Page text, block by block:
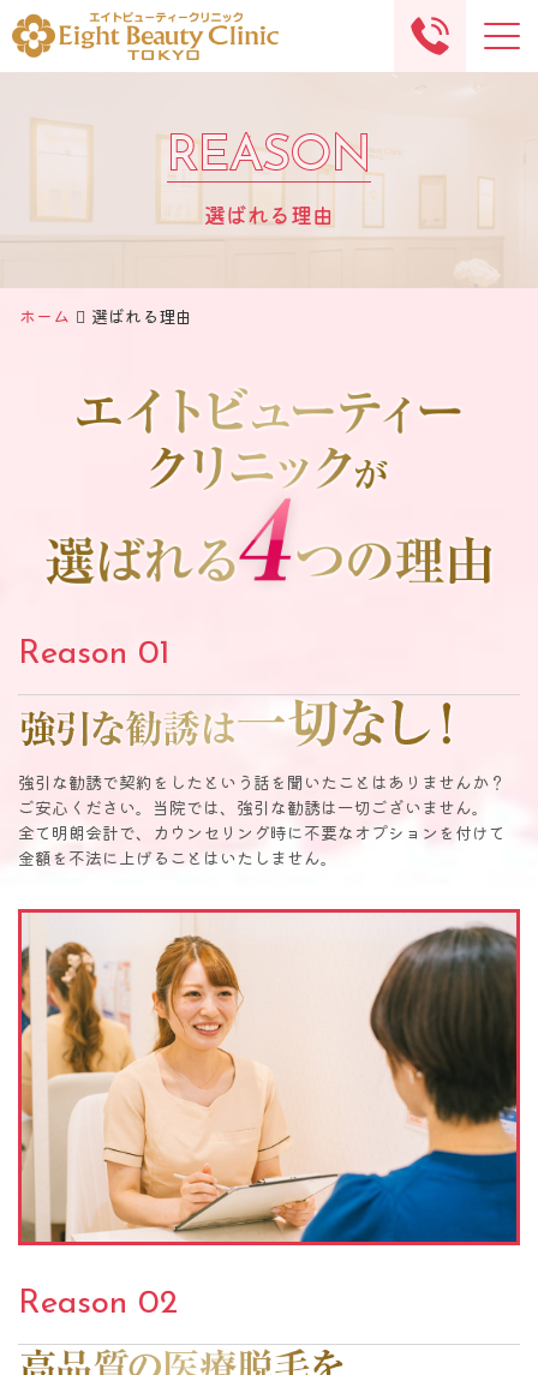
REASON
REASON
選ばれる理由
ホーム 選ばれる理由
エイトビューティークリニックが選ばれる4つ
Reason 01
強引な勧誘は一切なし！
強引な勧誘で契約をしたという話を聞いたことはありませんか？
ご安心ください。当院では、強引な勧誘は一切ございません。
全て明朗会計で、カウンセリング時に不要なオプションを付けて
金額を不法に上げることはいたしません。
Reason 02
高品質の医療脱毛を適正価格でご提供